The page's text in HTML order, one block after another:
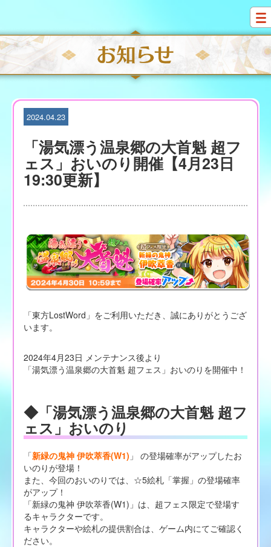
i
p
t
o
c
2024.04.23
「湯気漂う温泉郷の大首魁 超フ
ェス」おいのり開催【4月23日
19:30更新】
「東方LostWord」をご利用いただき、誠にありがとうござ
います。
2024年4月23日 メンテナンス後より
「湯気漂う温泉郷の大首魁 超フェス」おいのりを開催中！
◆「湯気漂う温泉郷の大首魁 超フ
ェス」おいのり
「新緑の鬼神 伊吹萃香(W1) 」 の登場確率がアップしたお
いのりが登場！
また、今回のおいのりでは、☆5絵札「掌握」の登場確率
がアップ！
「新緑の鬼神 伊吹萃香(W1)」は、超フェス限定で登場す
るキャラクターです。
キャラクターや絵札の提供割合は、ゲーム内にてご確認く
ださい。